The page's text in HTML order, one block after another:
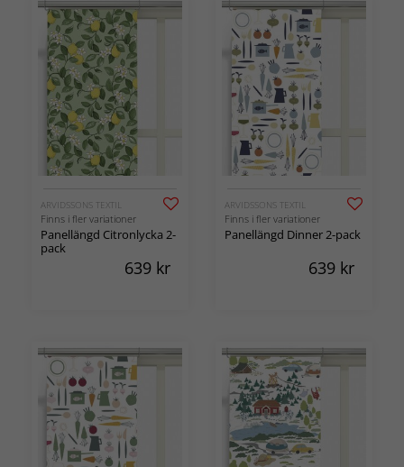
ARVIDSSONS TEXTIL
Finns i fler variationer
Panellängd Citronlycka 2-
pack
639 kr
ARVIDSSONS TEXTIL
Finns i fler variationer
Panellängd Dinner 2-pack
639 kr